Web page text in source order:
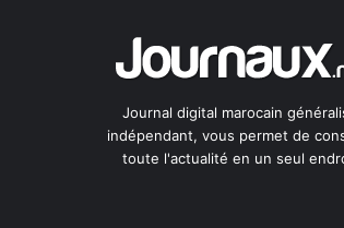
Journal digital marocain
indépendant, vous permet de
toute l'actualité en un seul